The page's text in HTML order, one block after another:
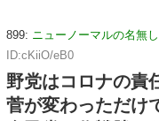
899: ニューノーマルの名無
ID:cKiiO/eB0
野党はコロナの責
菅が変わっただけ